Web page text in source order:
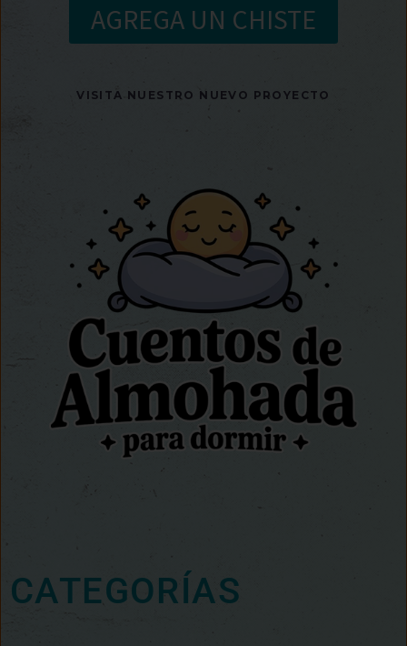
AGREGA UN CHISTE
VISITA NUESTRO NUEVO PROYECTO
CATEGORÍAS